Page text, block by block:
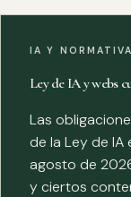
IA Y NORMATIVA
Ley de IA y webs
Las
de la Ley de IA
agosto de
y ciertos